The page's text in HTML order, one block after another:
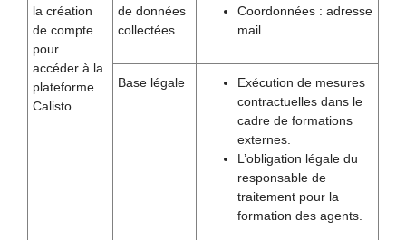
la création
de compte
pour
accéder à la
plateforme
Calisto
de données
collectées
Coordonnées : adresse
mail
Base légale
Exécution de mesures
contractuelles dans le
cadre de formations
externes.
L’obligation légale du
responsable de
traitement pour la
formation des agents.